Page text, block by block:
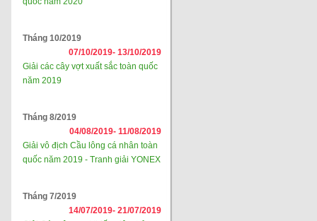
Tháng 10/2019
07/10/2019- 13/10/2019
Giải các cây vợt xuất sắc toàn quốc
năm 2019
Tháng 8/2019
04/08/2019- 11/08/2019
Giải vô địch Cầu lông cá nhân toàn
quốc năm 2019 - Tranh giải YONEX
Tháng 7/2019
14/07/2019- 21/07/2019